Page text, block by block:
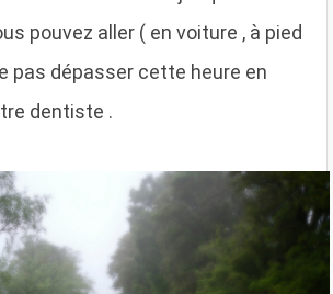
pouvez aller ( en voiture , à pied
pas dépasser cette heure en
dentiste .